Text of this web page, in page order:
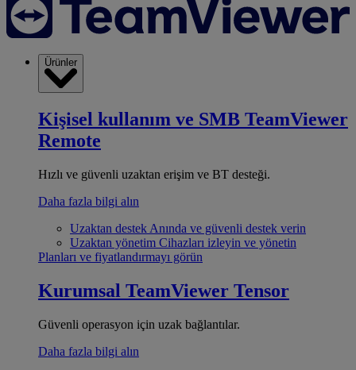
Ürünler
Kişisel kullanım ve SMB TeamViewer
Remote
Hızlı ve güvenli uzaktan erişim ve BT desteği.
Daha fazla bilgi alın
Uzaktan destek Anında ve güvenli destek verin
Uzaktan yönetim Cihazları izleyin ve yönetin
Planları ve fiyatlandırmayı görün
Kurumsal TeamViewer Tensor
Güvenli operasyon için uzak bağlantılar.
Daha fazla bilgi alın